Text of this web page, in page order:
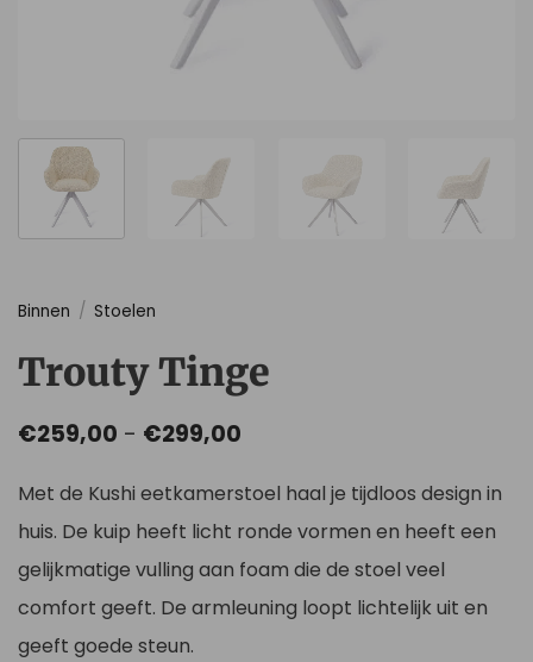
Binnen / Stoelen
Trouty Tinge
€259,00 - €299,00
€299,00
Met de Kushi eetkamerstoel haal je tijdloos design in
huis. De kuip heeft licht ronde vormen en heeft een
gelijkmatige vulling aan foam die de stoel veel
comfort geeft. De armleuning loopt lichtelijk uit en
geeft goede steun.